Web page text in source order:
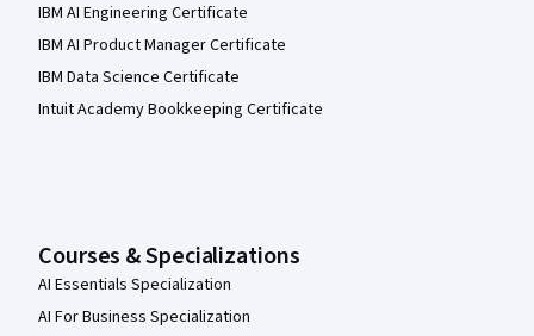
IBM AI Engineering Certificate
IBM AI Product Manager Certificate
IBM Data Science Certificate
Intuit Academy Bookkeeping Certificate
Courses & Specializations
AI Essentials Specialization
AI For Business Specialization